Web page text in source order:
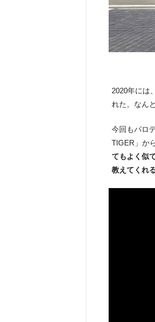
2020年には
れた。なん
今回もパロ
TIGER」か
てもよく似
教えてくれ